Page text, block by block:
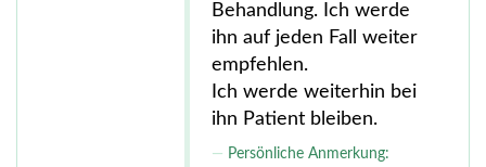
Behandlung. Ich werde
ihn auf jeden Fall weiter
empfehlen.
Ich werde weiterhin bei
ihn Patient bleiben.
Persönliche Anmerkung: